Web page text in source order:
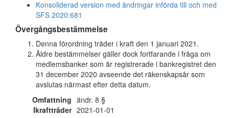
Konsoliderad version med ändringar införda till och med
SFS 2020:681
Övergångsbestämmelse
Denna förordning träder i kraft den 1 januari 2021.
Äldre bestämmelser gäller dock fortfarande i fråga om
medlemsbanker som är registrerade i bankregistret den
31 december 2020 avseende det räkenskapsår som
avslutas närmast efter detta datum.
Omfattning ändr. 8 §
Ikraftträder 2021-01-01